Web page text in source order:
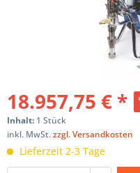
18.957,75 € *
Inhalt: 1 Stück
inkl. MwSt.zzgl. Versandkosten
Lieferzeit 2-3 Tage